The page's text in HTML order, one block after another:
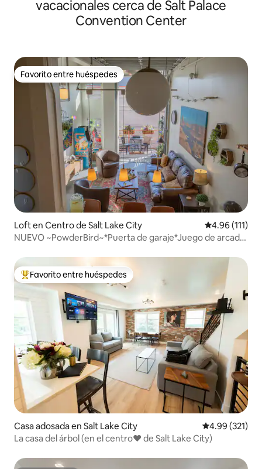
vacacionales cerca de Salt Palace
Convention Center
Favorito entre huéspedes
Favorito entre huéspedes
Loft en Centro de Salt Lake City Calificación
4.96 (111)
NUEVO ~PowderBird~*Puerta de garaje*Juego de arcade
De los mejores en Favorito entre huéspedes
Favorito entre huéspedes
Casa adosada en Salt Lake City Calificación
4.99 (321)
La casa del árbol (en el centro♥ de Salt Lake City)